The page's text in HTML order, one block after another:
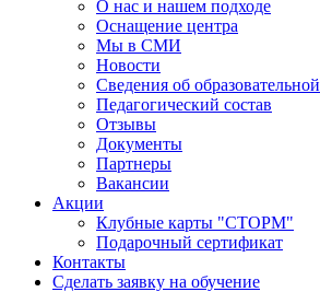
О нас и нашем подходе
Оснащение центра
Мы в СМИ
Новости
Сведения об
Педагогический состав
Отзывы
Документы
Партнеры
Вакансии
Акции
Клубные карты "СТОРМ"
Подарочный сертификат
Контакты
Сделать заявку на обучение